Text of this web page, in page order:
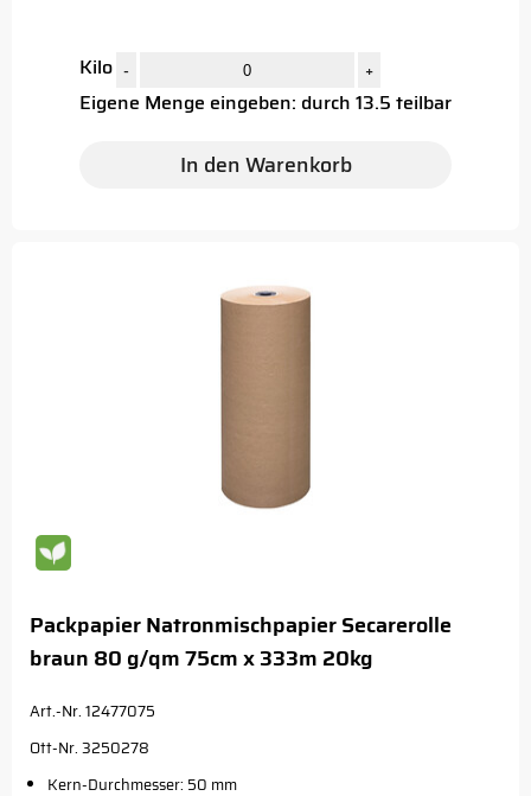
Kilo - +
Eigene Menge eingeben: durch 13.5 teilbar
In den Warenkorb
Packpapier Natronmischpapier Secarerolle
braun 80 g/qm 75cm x 333m 20kg
Art.-Nr. 12477075
Ott-Nr. 3250278
Kern-Durchmesser: 50 mm